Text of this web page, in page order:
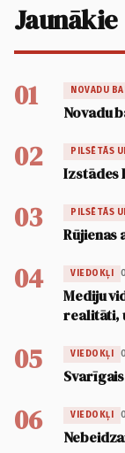
Jaunākie
01 NOVADU
Novadu
02 PILSĒTĀS
Izstādes
03 PILSĒTĀS
Rūjienas
04 VIEDOKĻI
Mediju
realitāti,
05 VIEDOKĻI
06 VIEDOKĻI